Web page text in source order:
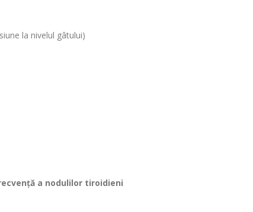
la nivelul gâtului)
a nodulilor tiroidieni